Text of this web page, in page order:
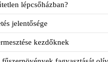
lépcsőházban?
jelentősége
kezdőknek